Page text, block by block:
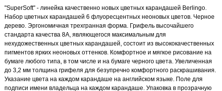
"SuperSoft" - линейка качественно новых цветных карандашей Berlingo.
Набор цветных карандашей 6 флуоресцентных неоновых цветов. Черное
дерево. Эргономичная трехгранная форма. Грифель высочайшего
стандарта качества 8А, являющегося максимальным для
нехудожественных цветных карандашей, состоит из высококачественных
пигментов ярких неоновых оттенков. Комфортное и мягкое рисование на
бумаге любого типа, в том числе и на бумаге черного цвета. Увеличенная
до 3,2 мм толщина грифеля для безупречно комфортного раскрашивания.
Указание цвета на каждом карандаше на английском языке. Поле для
подписи имени владельца на каждом карандаше. Упаковка в прозрачную